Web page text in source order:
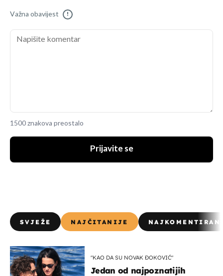
Važna obavijest !
1500 znakova preostalo
Prijavite se
SVJEŽE NAJČITANIJE
"KAO DA SU NOVAK ĐOKOVIĆ"
Jedan od najpoznatijih